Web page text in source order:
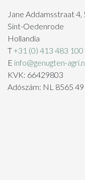
Jane Addamsstraat 4,
Sint-Oedenrode
Hollandia
T+31 (0) 413 483 100
E info@genugten-
KVK: 66429803
Adószám: NL 8565